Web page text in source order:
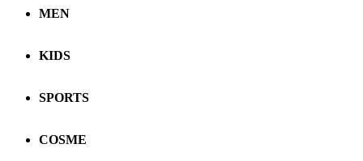
MEN
KIDS
SPORTS
COSME